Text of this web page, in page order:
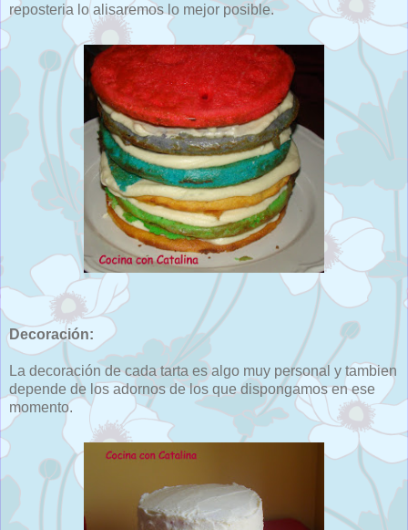
reposteria lo alisaremos lo mejor posible.
Decoración:
La decoración de cada tarta es algo muy personal y tambien
depende de los adornos de los que dispongamos en ese
momento.